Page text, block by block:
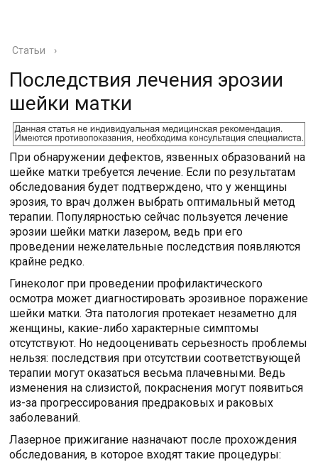
Статьи ›
Последствия лечения эрозии
шейки матки
При обнаружении дефектов, язвенных образований на
шейке матки требуется лечение. Если по результатам
обследования будет подтверждено, что у женщины
эрозия, то врач должен выбрать оптимальный метод
терапии. Популярностью сейчас пользуется лечение
эрозии шейки матки лазером, ведь при его
проведении нежелательные последствия появляются
крайне редко.
Гинеколог при проведении профилактического
осмотра может диагностировать эрозивное поражение
шейки матки. Эта патология протекает незаметно для
женщины, какие-либо характерные симптомы
отсутствуют. Но недооценивать серьезность проблемы
нельзя: последствия при отсутствии соответствующей
терапии могут оказаться весьма плачевными. Ведь
изменения на слизистой, покраснения могут появиться
из-за прогрессирования предраковых и раковых
заболеваний.
Лазерное прижигание назначают после прохождения
обследования, в которое входят такие процедуры: